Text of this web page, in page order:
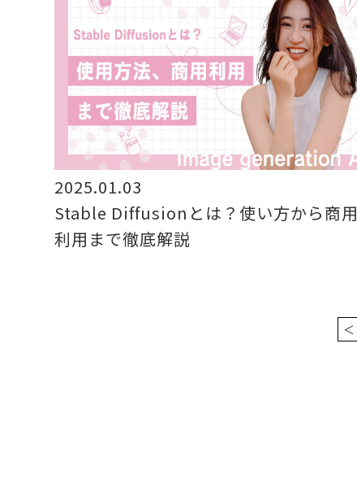
2025.01.03
Stable Diffusionとは？使い方から商用
利用まで徹底解説
＜